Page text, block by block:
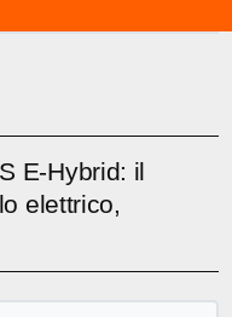
E-Hybrid: il
elettrico,